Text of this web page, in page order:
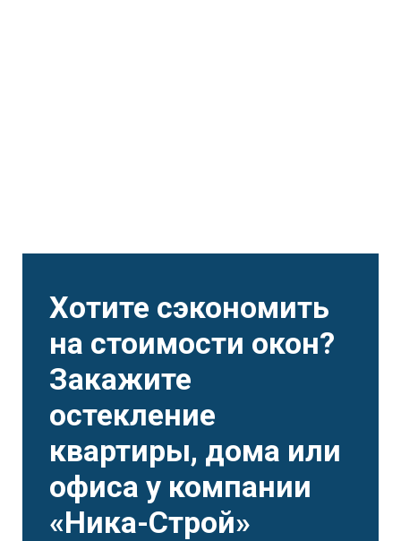
Хотите сэкономить
на стоимости окон?
Закажите
остекление
квартиры, дома или
офиса у компании
«Ника-Строй»